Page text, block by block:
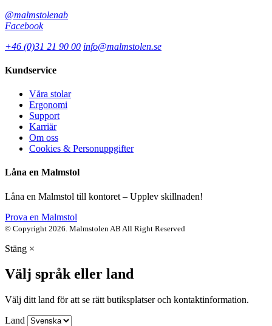
@malmstolenab
Facebook
+46 (0)31 21 90 00 info@malmstolen.se
Kundservice
Våra stolar
Ergonomi
Support
Karriär
Om oss
Cookies & Personuppgifter
Låna en Malmstol
Låna en Malmstol till kontoret – Upplev skillnaden!
Prova en Malmstol
© Copyright 2026. Malmstolen AB All Right Reserved
Stäng ×
Välj språk eller land
Välj ditt land för att se rätt butiksplatser och kontaktinformation.
Land